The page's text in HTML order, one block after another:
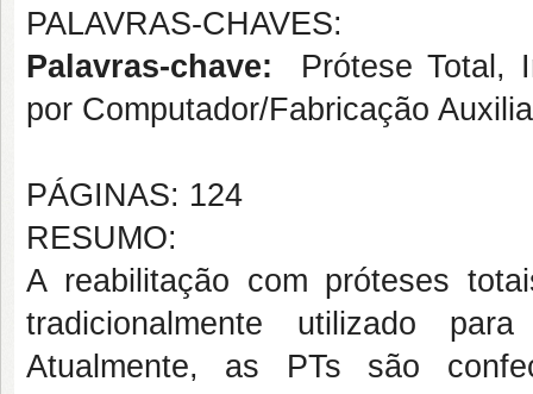
PALAVRAS-CHAVES:
Palavras-chave: Prótese Total,
por Computador/Fabricação
PÁGINAS: 124
RESUMO:
A reabilitação com próteses
tradicionalmente utilizado
Atualmente, as PTs são